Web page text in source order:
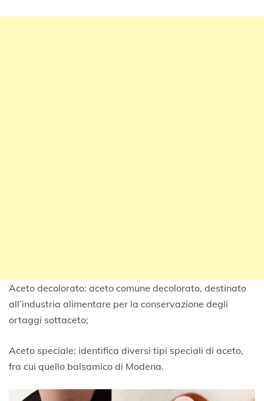
Aceto decolorato: aceto comune decolorato, destinato
all’industria alimentare per la conservazione degli
ortaggi sottaceto;
Aceto speciale: identifica diversi tipi speciali di aceto,
fra cui quello balsamico di Modena.